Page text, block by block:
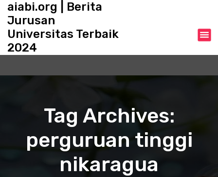
aiabi.org | Berita
Jurusan
Universitas Terbaik
2024
Tag Archives:
perguruan tinggi
nikaragua